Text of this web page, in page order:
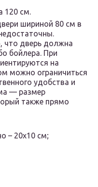
120 см.
шириной 80 см в
что дверь должна
бойлера. При
на
можно ограничиться
удобства и
— размер
также прямо
– 20х10 см;